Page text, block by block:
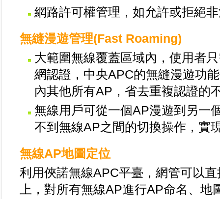
網路許可權管理，如允許或拒絕
無縫漫遊管理(Fast Roaming)
大範圍無線覆蓋區域內，使用者
網認證，中央APC的無縫漫遊功
內其他所有AP，省去重複認證的
無線用戶可從一個AP漫遊到另一
不到無線AP之間的切換操作，實
無線AP地圖定位
利用俠諾無線APC平臺，網管可以
上，對所有無線AP進行AP命名、